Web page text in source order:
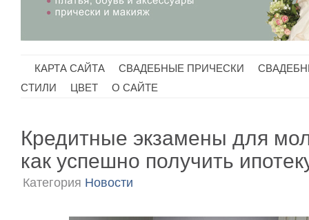
КАРТА САЙТА СВАДЕБНЫЕ ПРИЧЕСКИ
CТИЛИ
ЦВЕТ О САЙТЕ
Кредитные экзамены для
как успешно получить
Категория Новости